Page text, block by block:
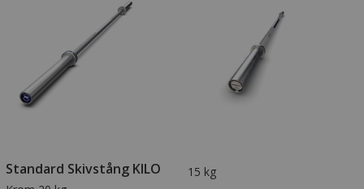
Standard Skivstång KILO 15 kg